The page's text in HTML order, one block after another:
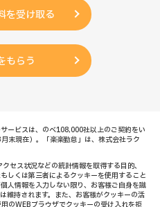
を受け取る
もらう
ービスは、のべ108,000社以上のご契約をい
末現在）。「楽楽勤怠」は、株式会社ラク
セス状況などの統計情報を取得する目的、
しくは第三者によるクッキーを使用すること
人情報を入力しない限り、お客様ご自身を識
維持されます。また、お客様がクッキーの活
のWEBブラウザでクッキーの受け入れを拒